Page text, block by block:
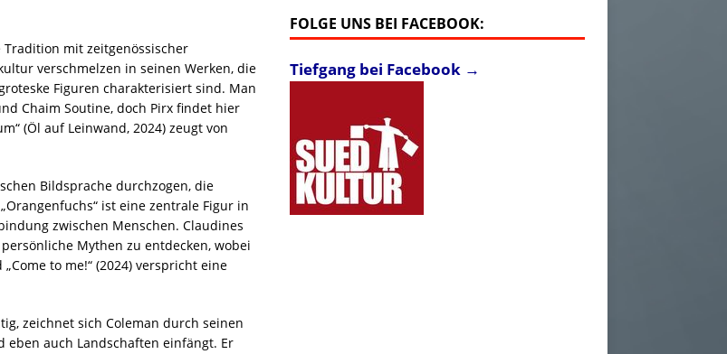
mit zeitgenössischer
verschmelzen in seinen Werken, die
Figuren charakterisiert sind. Man
Chaim Soutine, doch Pirx findet hier
(Öl auf Leinwand, 2024) zeugt von
Bildsprache durchzogen, die
ist eine zentrale Figur in
zwischen Menschen. Claudines
Mythen zu entdecken, wobei
to me!“ (2024) verspricht eine
zeichnet sich Coleman durch seinen
eben auch Landschaften einfängt. Er
FOLGE UNS BEI FACEBOOK:
Tiefgang bei Facebook →